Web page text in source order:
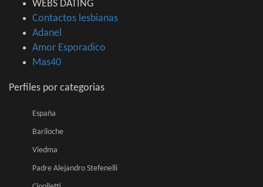
WEBS DATING
Contactos lesbianas
Adanel
Amor Esporadico
Mas40
Perfiles por categorias
España
Bariloche
Viedma
Padre Alejandro Stefenelli